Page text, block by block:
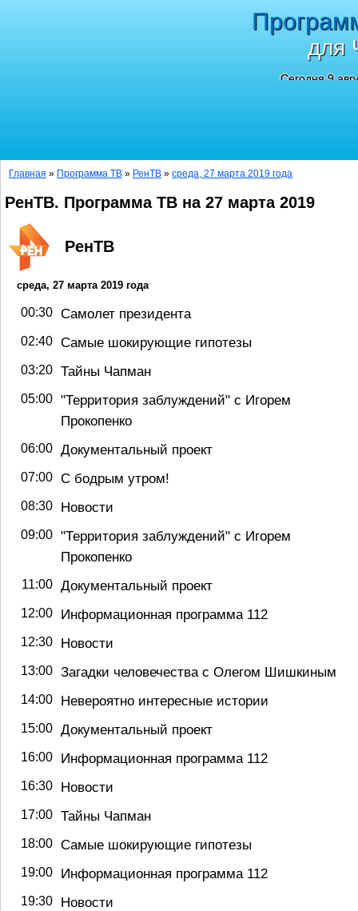
для
Сегодня 9
Главная » Программа ТВ » РенТВ » среда, 27 марта 2019 года
РенТВ. Программа ТВ на 27 марта 2019
РенТВ
среда, 27 марта 2019 года
00:30 Самолет президента
02:40 Самые шокирующие гипотезы
03:20 Тайны Чапман
05:00 "Территория заблуждений" с Игорем
Прокопенко
06:00 Документальный проект
07:00 С бодрым утром!
08:30 Новости
09:00 "Территория заблуждений" с Игорем
Прокопенко
11:00 Документальный проект
12:00 Информационная программа 112
12:30 Новости
13:00 Загадки человечества с Олегом Шишкиным
14:00 Невероятно интересные истории
15:00 Документальный проект
16:00 Информационная программа 112
16:30 Новости
17:00 Тайны Чапман
18:00 Самые шокирующие гипотезы
19:00 Информационная программа 112
19:30 Новости